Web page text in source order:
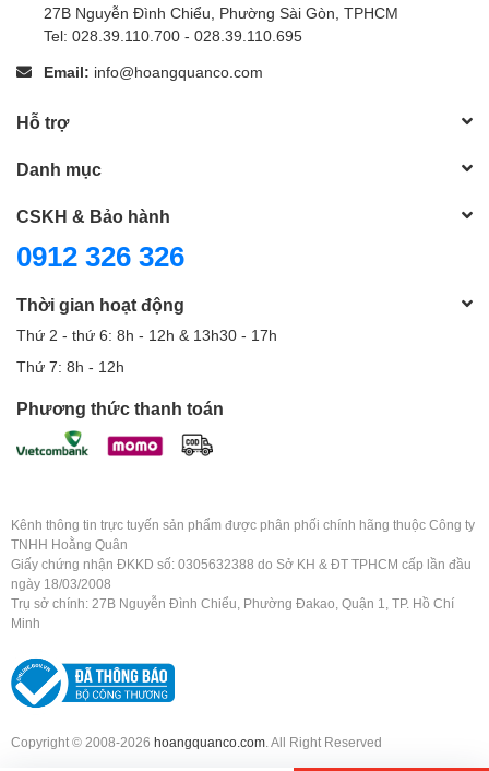
27B Nguyễn Đình Chiểu, Phường Sài Gòn, TPHCM
Tel: 028.39.110.700 - 028.39.110.695
Email: info@hoangquanco.com
Hỗ trợ
Danh mục
CSKH & Bảo hành
0912 326 326
Thời gian hoạt động
Thứ 2 - thứ 6: 8h - 12h & 13h30 - 17h
Thứ 7: 8h - 12h
Phương thức thanh toán
Kênh thông tin trực tuyến sản phẩm được phân phối chính hãng thuộc Công ty
TNHH Hoằng Quân
Giấy chứng nhận ĐKKD số: 0305632388 do Sở KH & ĐT TPHCM cấp lần đầu
ngày 18/03/2008
Trụ sở chính: 27B Nguyễn Đình Chiểu, Phường Đakao, Quận 1, TP. Hồ Chí
Minh
Copyright © 2008-2026 hoangquanco.com. All Right Reserved